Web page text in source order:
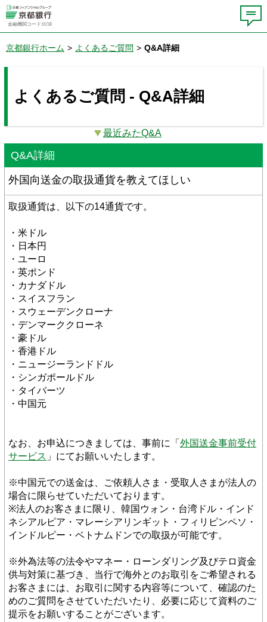
金融機関コード:0158
京都銀行ホーム > よくあるご質問 > Q&A詳細
よくあるご質問 - Q&A詳細
最近みたQ&A
Q&A詳細
外国向送金の取扱通貨を教えてほしい
取扱通貨は、以下の14通貨です。
・米ドル
・日本円
・ユーロ
・英ポンド
・カナダドル
・スイスフラン
・スウェーデンクローナ
・デンマーククローネ
・豪ドル
・香港ドル
・ニュージーランドドル
・シンガポールドル
・タイバーツ
・中国元
なお、お申込につきましては、事前に「 外国送金事前受付
サービス 」にてお願いいたします。
※中国元での送金は、ご依頼人さま・受取人さまが法人の
場合に限らせていただいております。
※法人のお客さまに限り、韓国ウォン・台湾ドル・インド
ネシアルピア・マレーシアリンギット・フィリピンペソ・
インドルピー・ベトナムドンでの取扱が可能です。
※外為法等の法令やマネー・ローンダリング及びテロ資金
供与対策に基づき、当行で海外とのお取引をご希望される
お客さまには、お取引に関する内容等について、確認のた
めのご質問をさせていただいたり、必要に応じて資料のご
提示をお願いすることがございます。